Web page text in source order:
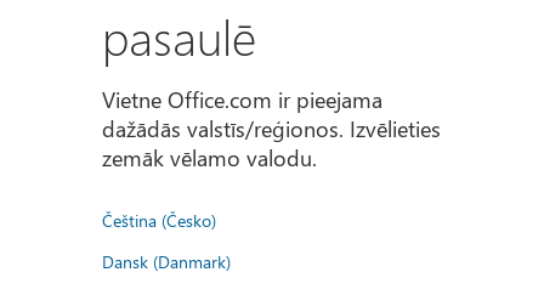
pasaulē
Vietne Office.com ir pieejama
dažādās valstīs/reģionos. Izvēlieties
zemāk vēlamo valodu.
Čeština (Česko)
Dansk (Danmark)